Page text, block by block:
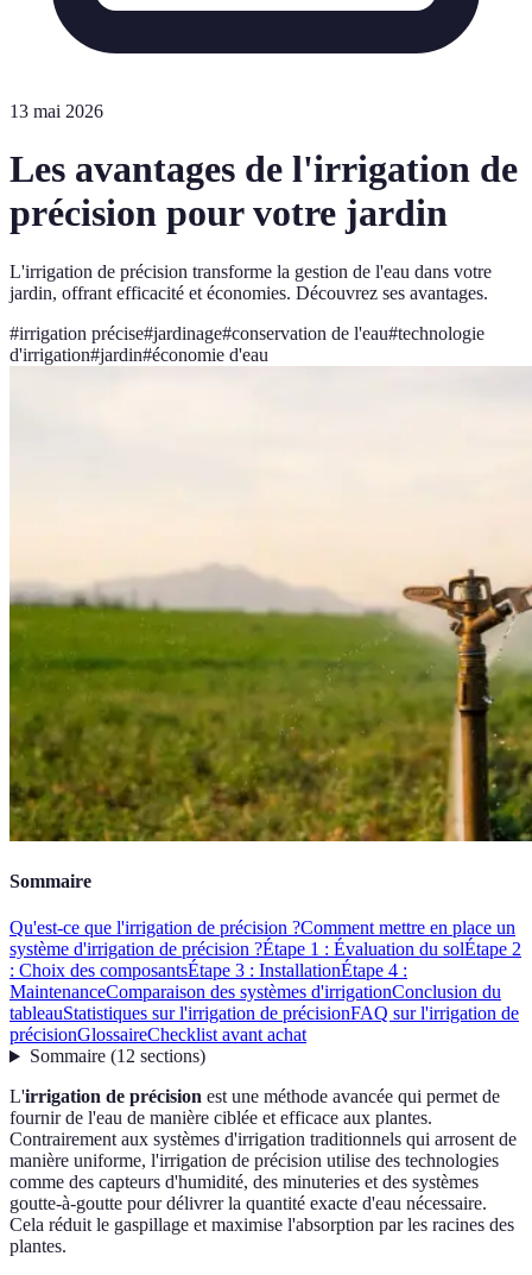
13 mai 2026
Les avantages de l'irrigation de
précision pour votre jardin
L'irrigation de précision transforme la gestion de l'eau dans votre
jardin, offrant efficacité et économies. Découvrez ses avantages.
#irrigation précise#jardinage#conservation de l'eau#technologie
d'irrigation#jardin#économie d'eau
Sommaire
Qu'est-ce que l'irrigation de précision ?Comment mettre en place un
système d'irrigation de précision ?Étape 1 : Évaluation du solÉtape 2
: Choix des composantsÉtape 3 : InstallationÉtape 4 :
MaintenanceComparaison des systèmes d'irrigationConclusion du
tableauStatistiques sur l'irrigation de précisionFAQ sur l'irrigation de
précisionGlossaireChecklist avant achat
Sommaire(12 sections)
L'irrigation de précision est une méthode avancée qui permet de
fournir de l'eau de manière ciblée et efficace aux plantes.
Contrairement aux systèmes d'irrigation traditionnels qui arrosent de
manière uniforme, l'irrigation de précision utilise des technologies
comme des capteurs d'humidité, des minuteries et des systèmes
goutte-à-goutte pour délivrer la quantité exacte d'eau nécessaire.
Cela réduit le gaspillage et maximise l'absorption par les racines des
plantes.